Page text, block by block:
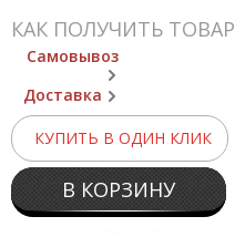
КАК ПОЛУЧИТЬ ТОВАР
Самовывоз
Доставка
КУПИТЬ В ОДИН КЛИК
В КОРЗИНУ